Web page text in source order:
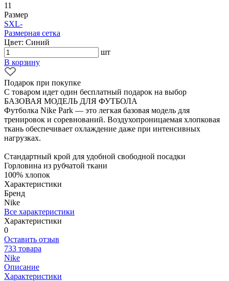
11
Размер
SXL-
Размерная сетка
Цвет: Синий
шт
В корзину
Подарок при покупке
С товаром идет один бесплатный подарок на выбор
БАЗОВАЯ МОДЕЛЬ ДЛЯ ФУТБОЛА
Футболка Nike Park — это легкая базовая модель для
тренировок и соревнований. Воздухопроницаемая хлопковая
ткань обеспечивает охлаждение даже при интенсивных
нагрузках.
Стандартный крой для удобной свободной посадки
Горловина из рубчатой ткани
100% хлопок
Характеристики
Бренд
Nike
Все характеристики
Характеристики
0
Оставить отзыв
733 товара
Nike
Описание
Характеристики